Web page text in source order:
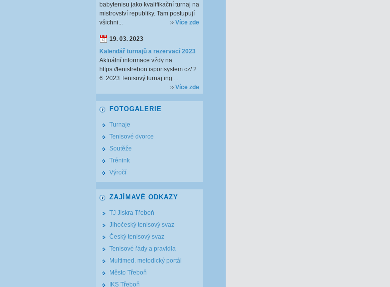
babytenisu jako kvalifikační turnaj na
mistrovství republiky. Tam postupují
všichni...
Více zde
19. 03. 2023
Kalendář turnajů a rezervací 2023
Aktuální informace vždy na
https://tenistrebon.isportsystem.cz/ 2.
6. 2023 Tenisový turnaj ing....
Více zde
FOTOGALERIE
Turnaje
Tenisové dvorce
Soutěže
Trénink
Výročí
ZAJÍMAVÉ ODKAZY
TJ Jiskra Třeboň
Jihočeský tenisový svaz
Český tenisový svaz
Tenisové řády a pravidla
Multimed. metodický portál
Město Třeboň
IKS Třeboň